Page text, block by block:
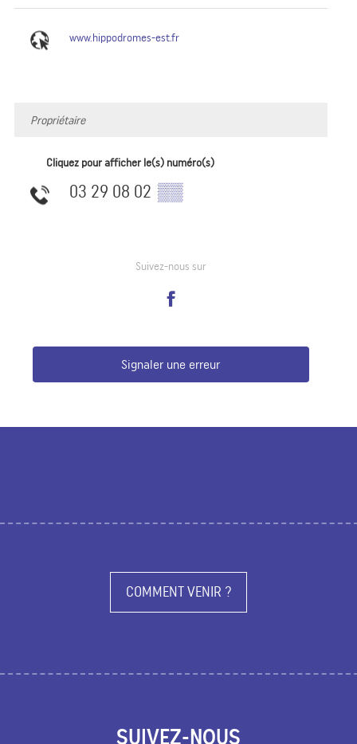
www.hippodromes-est.fr
Propriétaire
Cliquez pour afficher le(s) numéro(s)
03 29 08 02 ▒▒
Suivez-nous sur
Signaler une erreur
COMMENT VENIR ?
SUIVEZ-NOUS